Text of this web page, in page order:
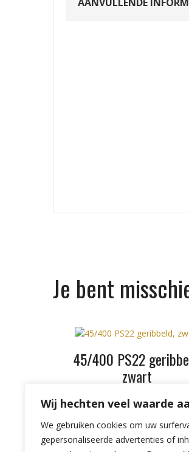
Wij hechten veel waarde
We gebruiken cookies om uw
gepersonaliseerde advertenties of
Je bent
45/400 PS22
zwart
€0,13
excl. BTW
TOEVOEGEN